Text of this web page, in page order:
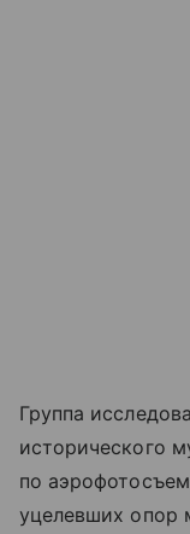
Группа
исторического
по
уцелевших опор